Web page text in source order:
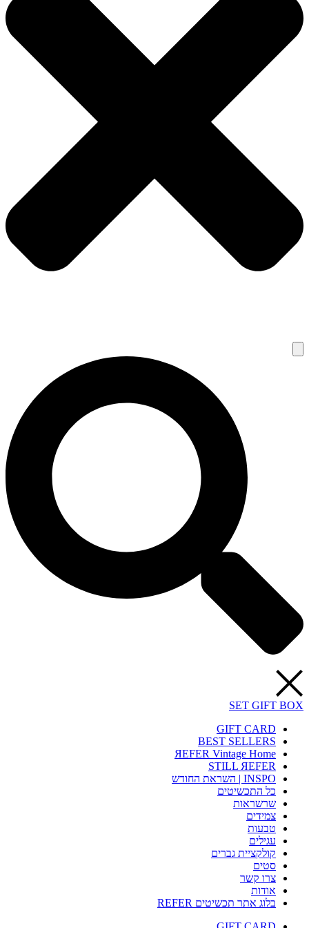
SET GIFT BOX
GIFT CARD
BEST SELLERS
ЯEFER Vintage Home
STILL ЯEFER
INSPO | השראת החודש
כל התכשיטים
שרשראות
צמידים
טבעות
עגילים
קולקציית גברים
סטים
צרו קשר
אודות
בלוג אתר תכשיטים REFER